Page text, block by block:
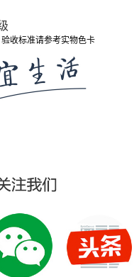
收标准请参考实物色卡